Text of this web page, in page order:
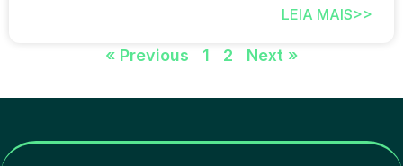
LEIA MAIS>>
« Previous 1 2 Next »